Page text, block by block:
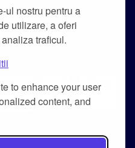
ul nostru pentru a
utilizare, a oferi
traficul.
to enhance your user
content, and
de sex și a